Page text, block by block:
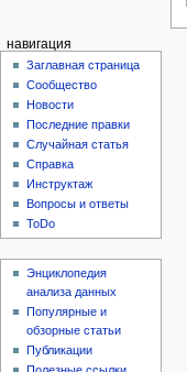
навигация
Заглавная страница
Сообщество
Новости
Последние правки
Случайная статья
Справка
Инструктаж
Вопросы и ответы
ToDo
Энциклопедия
анализа данных
Популярные и
обзорные статьи
Публикации